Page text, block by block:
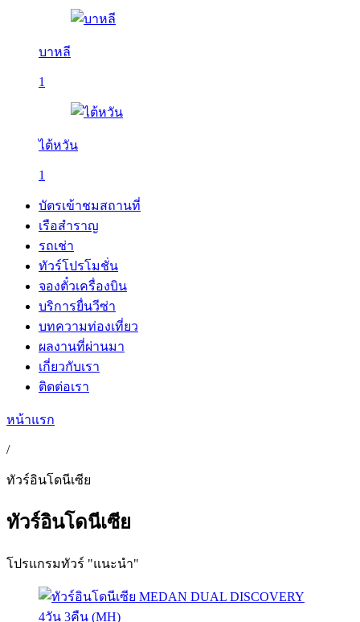
บาหลี
1
ไต้หวัน
1
บัตรเข้าชมสถานที่
เรือสำราญ
รถเช่า
ทัวร์โปรโมชั่น
จองตั๋วเครื่องบิน
บริการยื่นวีซ่า
บทความท่องเที่ยว
ผลงานที่ผ่านมา
เกี่ยวกับเรา
ติดต่อเรา
หน้าแรก
/
ทัวร์อินโดนีเซีย
ทัวร์อินโดนีเซีย
โปรแกรมทัวร์ "แนะนำ"